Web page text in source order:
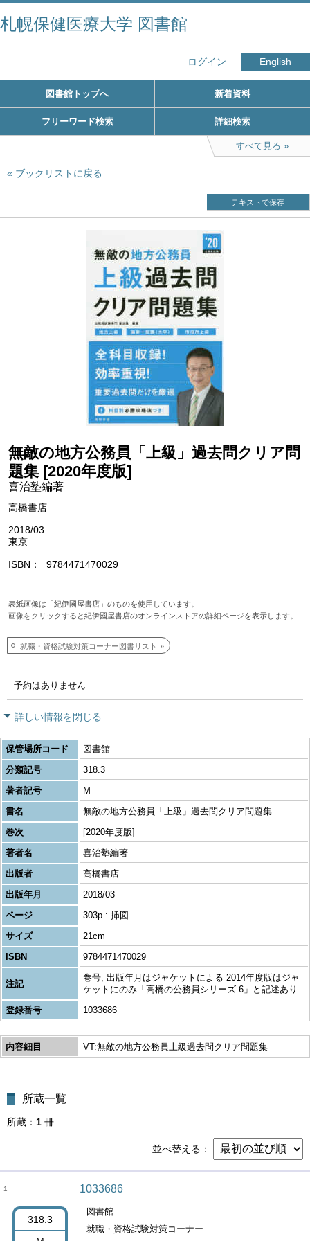
札幌保健医療大学 図書館
ログイン English
図書館トップへ 新着資料
フリーワード検索 詳細検索
すべて見る
ブックリストに戻る
テキストで保存
無敵の地方公務員「上級」過去問クリア問
題集 [2020年度版]
喜治塾編著
高橋書店
2018/03
東京
ISBN 9784471470029
表紙画像は「紀伊國屋書店」のものを使用しています。
画像をクリックすると紀伊國屋書店のオンラインストアの詳細ページを表示します。
就職・資格試験対策コーナー図書リスト
予約はありません
詳しい情報を閉じる
保管場所コード
図書館
分類記号
318.3
著者記号
M
書名
無敵の地方公務員「上級」過去問クリア問題集
巻次
[2020年度版]
著者名
喜治塾編著
出版者
高橋書店
出版年月
2018/03
ページ
303p : 挿図
サイズ
21cm
ISBN
9784471470029
注記
巻号, 出版年月はジャケットによる 2014年度版はジャ
ケットにのみ「高橋の公務員シリーズ 6」と記述あり
登録番号
1033686
内容細目 VT:無敵の地方公務員上級過去問クリア問題集
所蔵一覧
所蔵 1 冊
並べ替える
1
318.3
1033686
図書館
就職・資格試験対策コーナー